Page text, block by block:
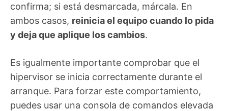
confirma; si está desmarcada, márcala. En
ambos casos, reinicia el equipo cuando lo pida
y deja que aplique los cambios.
Es igualmente importante comprobar que el
hipervisor se inicia correctamente durante el
arranque. Para forzar este comportamiento,
puedes usar una consola de comandos elevada